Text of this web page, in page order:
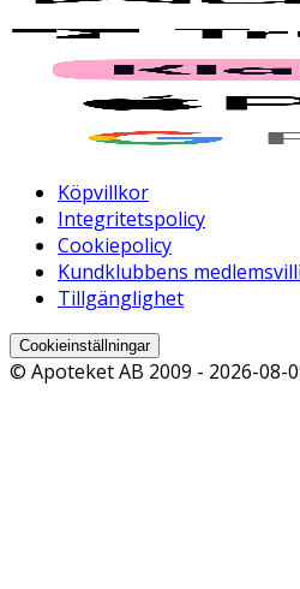
Köpvillkor
Integritetspolicy
Cookiepolicy
Kundklubbens
Tillgänglighet
Cookieinställningar
© Apoteket AB 2009 - 2026-08-